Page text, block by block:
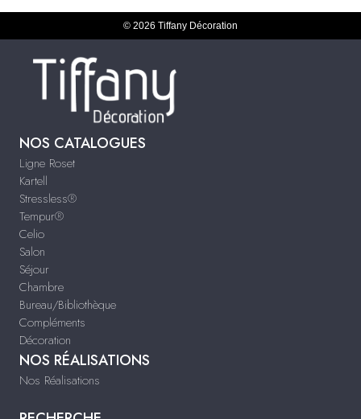
© 2026 Tiffany Décoration
NOS CATALOGUES
Ligne Roset
Kartell
Stressless®
Tempur®
Celio
Salon
Séjour
Chambre
Bureau/Bibliothèque
Compléments
Décoration
NOS RÉALISATIONS
Nos Réalisations